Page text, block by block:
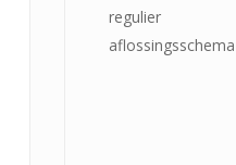
regulier
aflossingsschema